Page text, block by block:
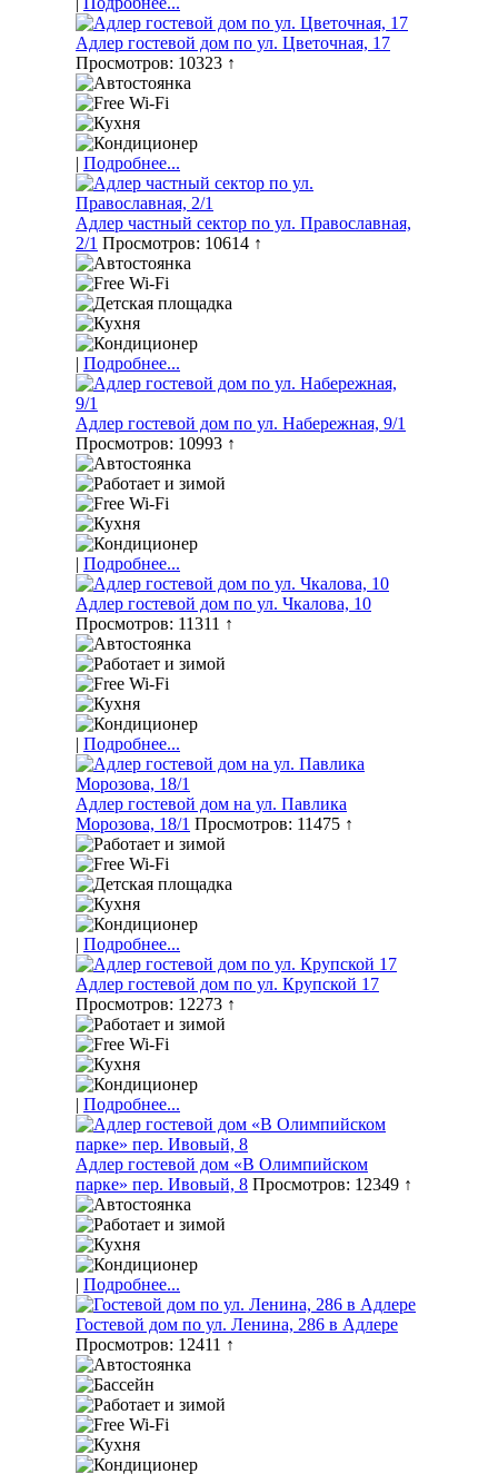
Адлер гостевой дом по ул. Цветочная, 17
Просмотров: 10323 ↑
| Подробнее...
Адлер частный сектор по ул. Православная,
2/1 Просмотров: 10614 ↑
| Подробнее...
Адлер гостевой дом по ул. Набережная, 9/1
Просмотров: 10993 ↑
| Подробнее...
Адлер гостевой дом по ул. Чкалова, 10
Просмотров: 11311 ↑
| Подробнее...
Адлер гостевой дом на ул. Павлика
Морозова, 18/1 Просмотров: 11475 ↑
| Подробнее...
Адлер гостевой дом по ул. Крупской 17
Просмотров: 12273 ↑
| Подробнее...
Адлер гостевой дом «В Олимпийском
парке» пер. Ивовый, 8 Просмотров: 12349 ↑
| Подробнее...
Гостевой дом по ул. Ленина, 286 в Адлере
Просмотров: 12411 ↑